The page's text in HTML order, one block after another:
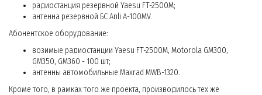
радиостанция резервной Yaesu FT-2500M;
антенна резервной БС Anli A-100MV.
Абонентское оборудование:
возимые радиостанции Yaesu FT-2500M, Motorola GM300,
GM350, GM360 - 100 шт;
антенны автомобильные Maxrad MWB-1320.
Кроме того, в рамках того же проекта, производилось тех же